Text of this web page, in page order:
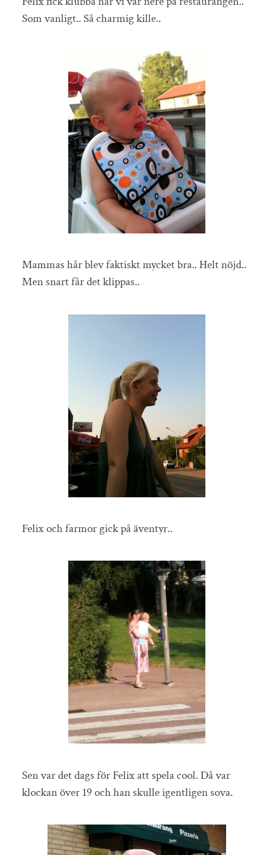
Som vanligt.. Så charmig kille..
Mammas hår blev faktiskt mycket bra.. Helt nöjd..
Men snart får det klippas..
Felix och farmor gick på äventyr..
Sen var det dags för Felix att spela cool. Då var
klockan över 19 och han skulle igentligen sova.